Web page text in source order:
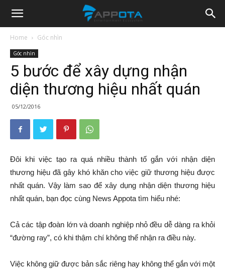
Appota
News
Home Góc nhìn
Góc nhìn
5 bước để xây dựng nhận
diện thương hiệu nhất quán
05/12/2016
Đôi khi việc tạo ra quá nhiều thành tố gắn với nhận diện
thương hiệu đã gây khó khăn cho việc giữ thương hiệu được
nhất quán. Vậy làm sao để xây dụng nhận diện thương hiệu
nhất quán, bạn đọc cùng News Appota tìm hiểu nhé:
Cả các tập đoàn lớn và doanh nghiệp nhỏ đều dễ dàng ra khỏi
“đường ray”, có khi thậm chí không thể nhận ra điều này.
Việc không giữ được bản sắc riêng hay không thể gắn với một